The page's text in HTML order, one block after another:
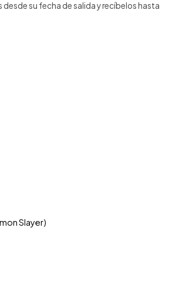
desde su fecha de salida y recíbelos hasta
Slayer)